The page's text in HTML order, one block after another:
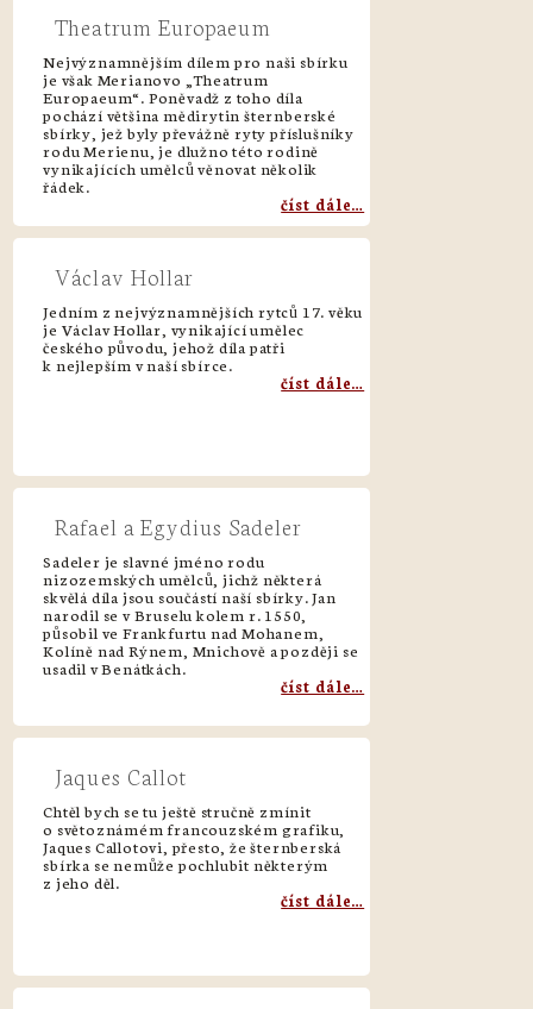
Theatrum Europaeum
Nejvýznamnějším dílem pro naši sbírku
je však Merianovo „Theatrum
Europaeum“. Poněvadž z toho díla
pochází většina mědirytin šternberské
sbírky, jež byly převážně ryty příslušníky
rodu Merienu, je dlužno této rodině
vynikajících umělců věnovat několik
řádek.
číst dále…
Václav Hollar
Jedním z nejvýznamnějších rytců 17. věku
je Václav Hollar, vynikající umělec
českého původu, jehož díla patři
k nejlepším v naší sbírce.
číst dále…
Rafael a Egydius Sadeler
Sadeler je slavné jméno rodu
nizozemských umělců, jichž některá
skvělá díla jsou součástí naší sbírky. Jan
narodil se v Bruselu kolem r. 1550,
působil ve Frankfurtu nad Mohanem,
Kolíně nad Rýnem, Mnichově a později se
usadil v Benátkách.
číst dále…
Jaques Callot
Chtěl bych se tu ještě stručně zmínit
o světoznámém francouzském grafiku,
Jaques Callotovi, přesto, že šternberská
sbírka se nemůže pochlubit některým
z jeho děl.
číst dále…